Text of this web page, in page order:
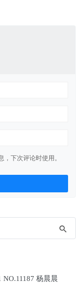
下次评论时使用。
杨晨晨